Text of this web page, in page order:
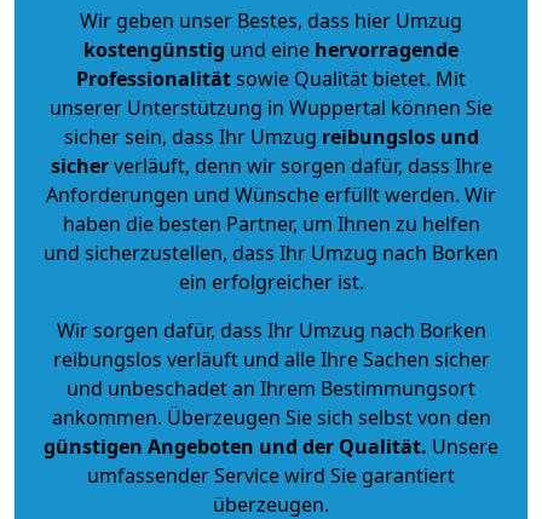
Wir geben unser Bestes, dass hier Umzug
kostengünstig und eine hervorragende
Professionalitätsowie Qualität bietet. Mit
unserer Unterstützung in Wuppertal können Sie
sicher sein, dass Ihr Umzug reibungslos und
sicherverläuft, denn wir sorgen dafür, dass Ihre
Anforderungen und Wünsche erfüllt werden. Wir
haben die besten Partner, um Ihnen zu helfen
und sicherzustellen, dass Ihr Umzug nach Borken
ein erfolgreicher ist.
Wir sorgen dafür, dass Ihr Umzug nach Borken
reibungslos verläuft und alle Ihre Sachen sicher
und unbeschadet an Ihrem Bestimmungsort
ankommen. Überzeugen Sie sich selbst von den
günstigen Angeboten und der Qualität. Unsere
umfassender Service wird Sie garantiert
überzeugen.